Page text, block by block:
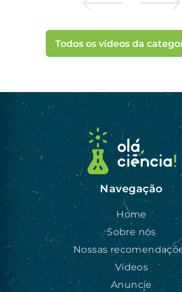
Todos os vídeos da
Navegação
Home
Sobre nós
Nossas
Vídeos
Anuncie